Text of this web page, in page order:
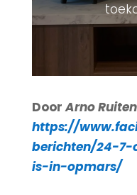
DoorArno
https://
berichten/24-
is-in-opmars/